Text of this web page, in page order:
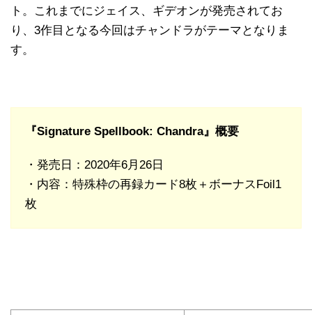
ト。これまでにジェイス、ギデオンが発売されてお
り、3作目となる今回はチャンドラがテーマとなりま
す。
『Signature Spellbook: Chandra』概要
・発売日：2020年6月26日
・内容：特殊枠の再録カード8枚＋ボーナスFoil1
枚